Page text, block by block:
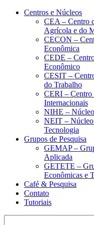
Conteúdo principal Menu
Centros e Núcleos
CEA – Centro
Agrícola e do
CECON –
Econômica
CEDE –
Econômico
CESIT –
do Trabalho
CERI – Centro
Internacionais
NIHE –
NEIT – Núcleo
Tecnologia
Grupos de Pesquisa
GEMAP –
Aplicada
GETETE –
Econômicas e
Café & Pesquisa
Contato
Tutoriais